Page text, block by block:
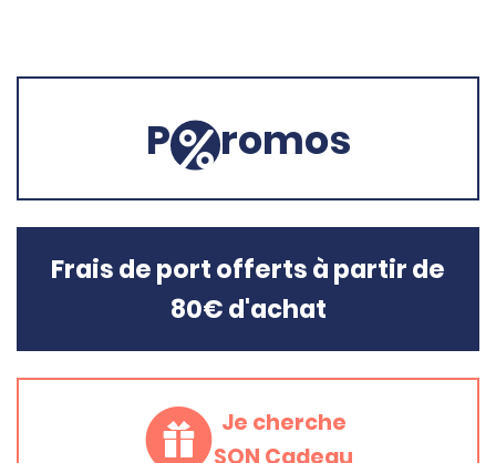
P romos
Frais de port offerts à partir de
80€ d'achat
Je cherche
SON Cadeau